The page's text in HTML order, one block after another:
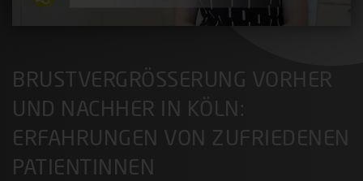
BRUSTVERGRÖSSERUNG VORHER U
ND NACHHER IN KÖLN: E
RFAHRUNGEN VON ZUFRIEDENEN P
ATIENTINNEN